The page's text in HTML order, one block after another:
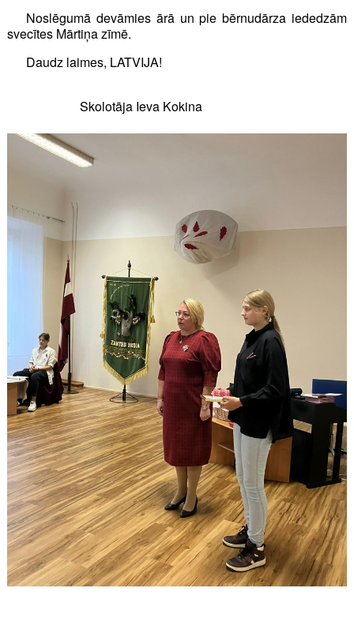
Noslēgumā devāmies ārā un pie bērnudārza iededzām
svecītes Mārtiņa zīmē.
Daudz laimes, LATVIJA!
Skolotāja Ieva Kokina